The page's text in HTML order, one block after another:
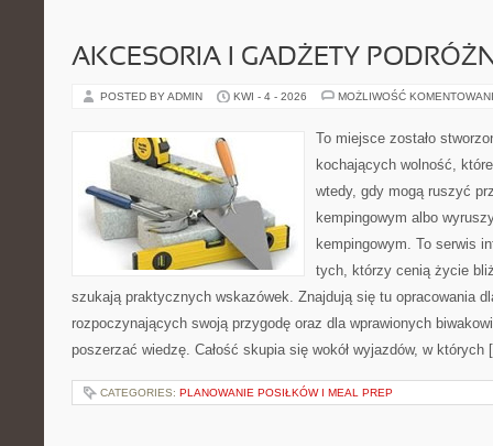
AKCESORIA I GADŻETY
POSTED BY ADMIN KWI - 4 - 2026 MOŻLIWOŚĆ
To miejsce zostało
kochających wolność,
wtedy, gdy mogą ruszyć
kempingowym albo
kempingowym. To serwis
tych, którzy cenią życie
szukają praktycznych wskazówek. Znajdują się tu opracowania
rozpoczynających swoją przygodę oraz dla wprawionych
poszerzać wiedzę. Całość skupia się wokół wyjazdów, w
CATEGORIES: PLANOWANIE POSIŁKÓW I MEAL PREP